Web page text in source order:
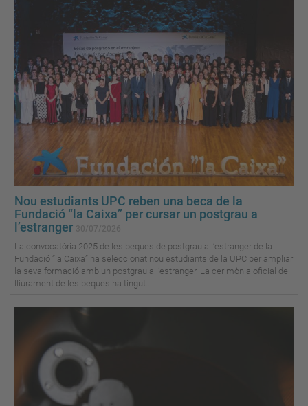
Nou estudiants UPC reben una beca de la
Fundació “la Caixa” per cursar un postgrau a
l’estranger
La convocatòria 2025 de les beques de postgrau a l’estranger de la
Fundació “la Caixa” ha seleccionat nou estudiants de la UPC per ampliar
la seva formació amb un postgrau a l’estranger. La cerimònia oficial de
lliurament de les beques ha tingut...